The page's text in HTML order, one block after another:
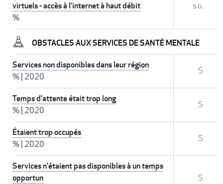
virtuels - accès à l’internet à haut débit
%
s.o.
OBSTACLES AUX SERVICES DE SANTÉ MENTALE
Services non disponibles dans leur région
% 2020
S
Temps d'attente était trop long
% 2020
S
Étaient trop occupés
% 2020
S
Services n’étaient pas disponibles à un temps
opportun
S